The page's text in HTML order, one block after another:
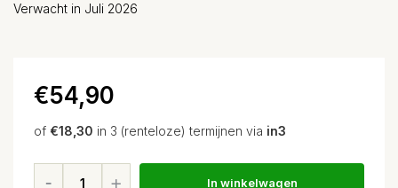
Verwacht in Juli 2026
€54,90
of €18,30 in 3 (renteloze) termijnen via in3
In winkelwagen